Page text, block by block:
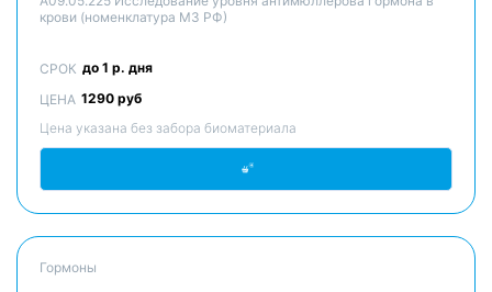
крови (номенклатура МЗ РФ)
СРОК до 1 р. дня
ЦЕНА 1290 руб
Цена указана без забора биоматериала
Гормоны